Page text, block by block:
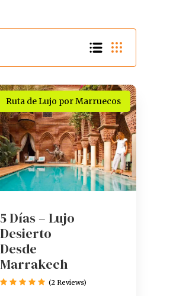
Ruta de Lujo por Marruecos
5 Días – Lujo
Desierto
Desde
Marrakech
(2 Reviews)